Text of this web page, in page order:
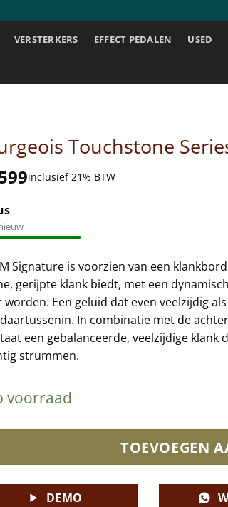
VERSTERKERS EFFECT PEDALEN USED
Touchstone
inclusief 21% BTW
Signature is voorzien van een
gerijpte klank biedt, met een
worden. Een geluid dat even veelzijdig
In combinatie met de
een gebalanceerde, veelzijdige
strummen.
voorraad
TOEVOEGEN
DEMO